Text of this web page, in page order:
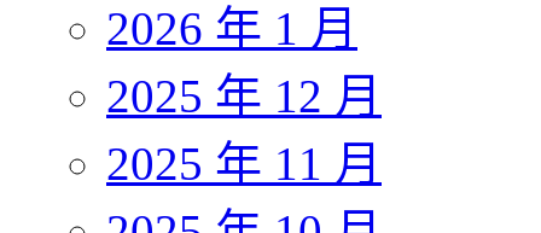
2026 年 1 月
2025 年 12 月
2025 年 11 月